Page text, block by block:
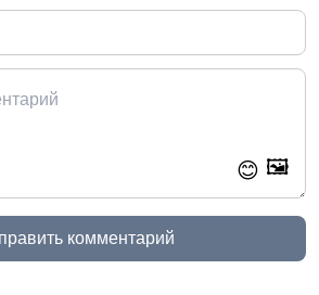
😊 🖼️
комментарий